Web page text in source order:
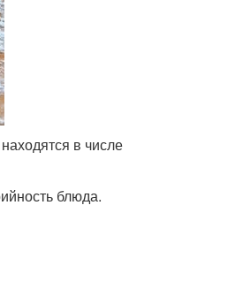
в числе
блюда.